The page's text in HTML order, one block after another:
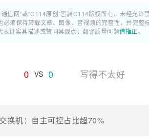
信网”或“C114原创”皆属C114版权所有，未经允许
须保持转载文章、图像、音视频的完整性，并完整
证实其描述或赞同其观点；翻译质量问题请指正。
0 VS 0 写得不太好
换机：自主可控占比超70%